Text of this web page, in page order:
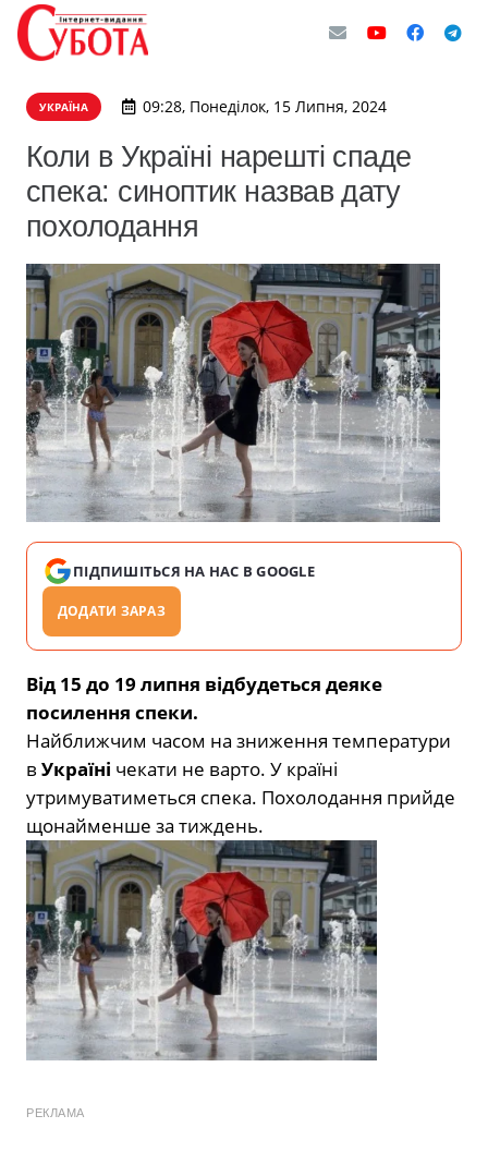
УКРАЇНА 09:28, Понеділок, 15 Липня, 2024
Коли в Україні нарешті спаде
спека: синоптик назвав дату
похолодання
ПІДПИШІТЬСЯ НА НАС В GOOGLE
ДОДАТИ ЗАРАЗ
Від 15 до 19 липня відбудеться деяке
посилення спеки.
Найближчим часом на зниження температури
в Україні чекати не варто. У країні
утримуватиметься спека. Похолодання прийде
щонайменше за тиждень.
РЕКЛАМА